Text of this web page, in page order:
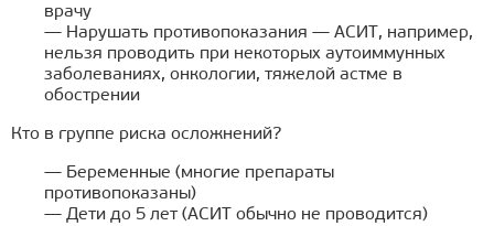
врачу
— Нарушать противопоказания — АСИТ, например,
нельзя проводить при некоторых аутоиммунных
заболеваниях, онкологии, тяжелой астме в
обострении
Кто в группе риска осложнений?
— Беременные (многие препараты
противопоказаны)
— Дети до 5 лет (АСИТ обычно не проводится)